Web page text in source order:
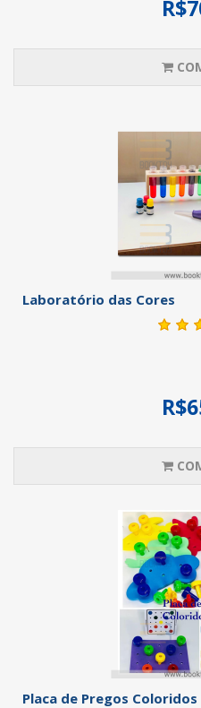
Laboratório das Cores
Placa de Pregos Coloridos